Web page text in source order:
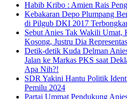
Habib Kribo : Amien Rais
Kebakaran Depo Plumpang
di Pilgub DKI 2017
Sebut Anies Tak Wakili Umat,
Kosong, Justru Dia
Detik-detik Kuda Delman
Jalan ke Markas PKS saat
Apa Nih?!
SDR Yakini Hantu Politik
Pemilu 2024
Partai Ummat Pendukung